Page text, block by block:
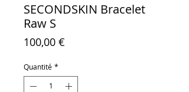
SECONDSKIN Bracelet
Raw S
100,00 €
Quantité *